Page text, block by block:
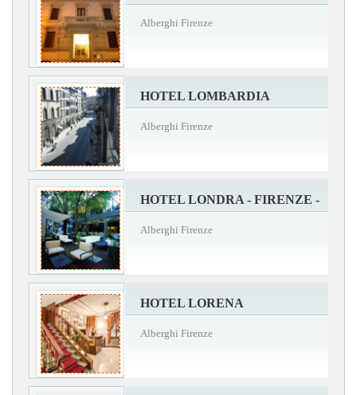
Alberghi Firenze
HOTEL LOMBARDIA
Alberghi Firenze
HOTEL LONDRA - FIRENZE -
Alberghi Firenze
HOTEL LORENA
Alberghi Firenze